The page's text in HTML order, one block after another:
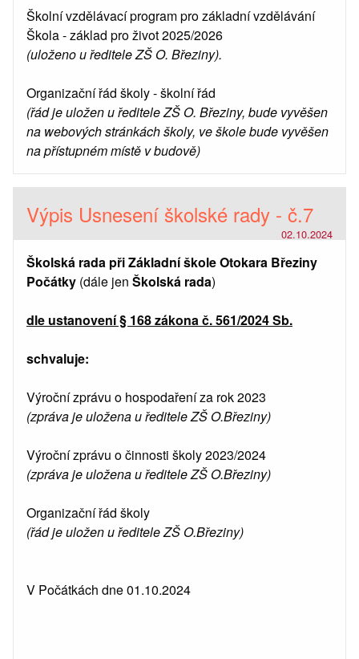
Školní vzdělávací program pro základní vzdělávání
Škola - základ pro život 2025/2026
(uloženo u ředitele ZŠ O. Březiny).
Organizační řád školy - školní řád
(řád je uložen u ředitele ZŠ O. Březiny, bude vyvěšen
na webových stránkách školy, ve škole bude vyvěšen
na přístupném místě v budově)
Výpis Usnesení školské rady - č.7
02.10.2024
Školská rada při Základní škole Otokara Březiny
Počátky (dále jen Školská rada)
dle ustanovení § 168 zákona č. 561/2024 Sb.
schvaluje:
Výroční zprávu o hospodaření za rok 2023
(zpráva je uložena u ředitele ZŠ O.Březiny)
Výroční zprávu o činnosti školy 2023/2024
(zpráva je uložena u ředitele ZŠ O.Březiny)
Organizační řád školy
(řád je uložen u ředitele ZŠ O.Březiny)
V Počátkách dne 01.10.2024